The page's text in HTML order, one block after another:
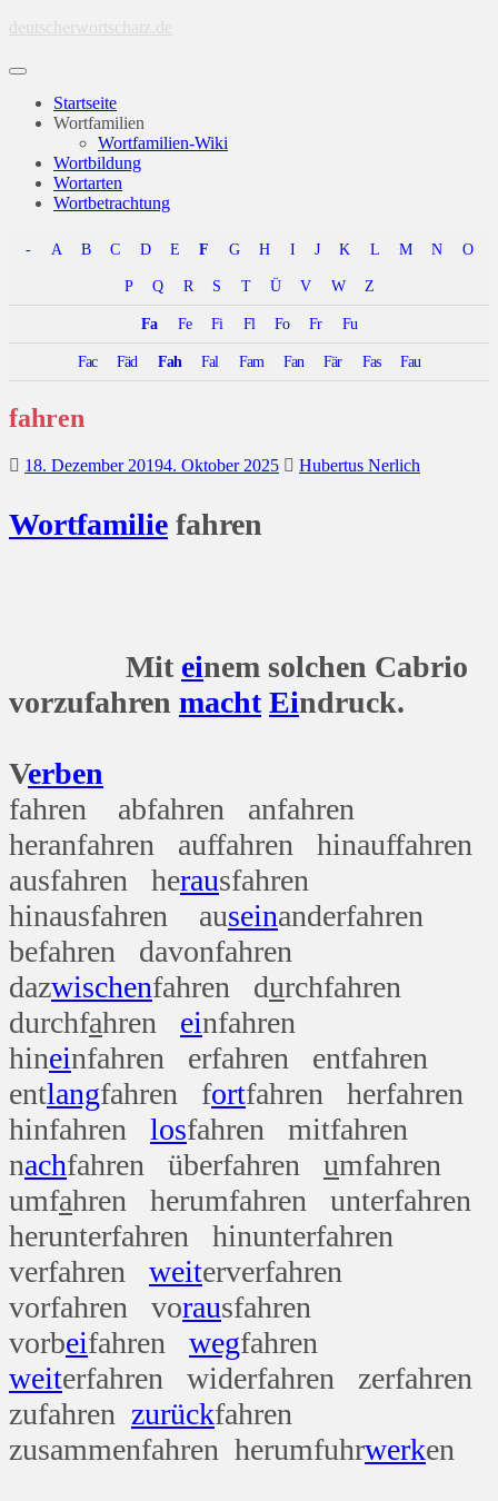
Skip
main
deutscherwortschatz.de
Toggle
navigationStartseite
Wortfamilien
Wortfamilien-Wiki
Wortbildung
Wortarten
Wortbetrachtung
- A B C D E F G H I J K L M N O
P Q R S T Ü V W Z
Fa Fe Fi Fl Fo Fr Fu
Fac Fäd Fah Fal Fam Fan Fär Fas Fau
fahren
18. Dezember 20194. Oktober 2025 Hubertus Nerlich
Wortfamilie fahren
Mit einem solchen Cabrio
vorzufahren macht Eindruck.
Verben
fahren abfahren anfahren
heranfahren auffahren hinauffahren
ausfahren herausfahren
hinausfahren auseinanderfahren
befahren davonfahren
dazwischenfahren durchfahren
durchfahren einfahren
hineinfahren erfahren entfahren
entlangfahren fortfahren herfahren
hinfahren losfahren mitfahren
nachfahren überfahren umfahren
umfahren herumfahren unterfahren
herunterfahren hinunterfahren
verfahren weiterverfahren
vorfahren vorausfahren
vorbeifahren wegfahren
weiterfahren widerfahren zerfahren
zufahren zurückfahren
zusammenfahren herumfuhrwerken